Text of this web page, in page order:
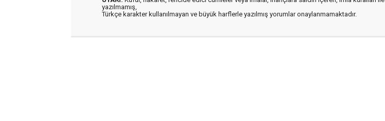
yazılmamış,
Türkçe karakter kullanılmayan ve büyük harflerle yazılmış yorumlar onaylanmamaktadır.